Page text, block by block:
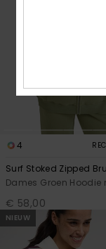
4
Surf Stoked Zipped
Dames Groen Hoodie
€ 58,00
NIEUW